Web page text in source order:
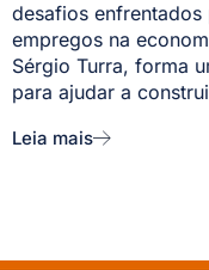
desafios
empregos na
Sérgio Turra, forma
para ajudar a
Leia mais